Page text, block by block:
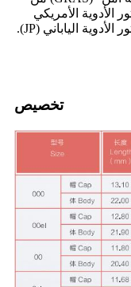
الأدوية الأمريكي
تخصيص